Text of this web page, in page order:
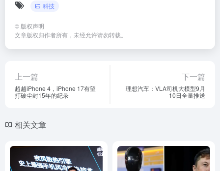
科技
© 版权声明
文章版权归作者所有，未经允许请勿转载。
上一篇
超越iPhone 4，iPhone 17有望
打破尘封15年的纪录
下一篇
理想汽车：VLA司机大模型9月
10日全量推送
相关文章